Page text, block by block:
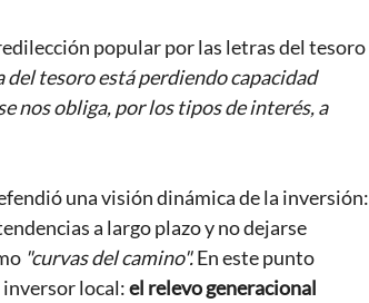
popular por las letras del tesoro
del tesoro está perdiendo capacidad
nos obliga, por los tipos de interés, a
una visión dinámica de la inversión:
a largo plazo y no dejarse
"curvas del camino". En este punto
inversor local: el relevo generacional